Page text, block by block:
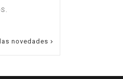
novedades 